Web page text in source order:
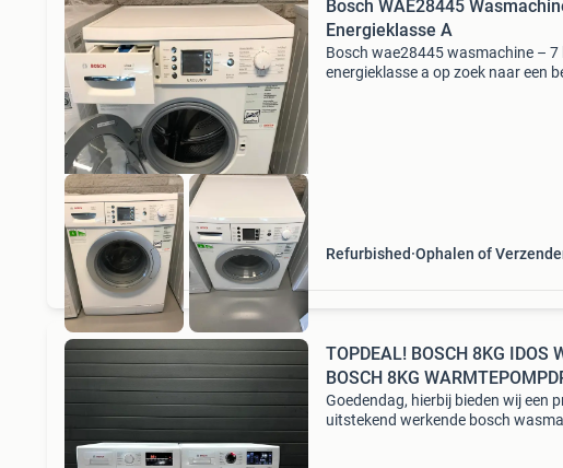
Bosch WAE28445
Energieklasse A
Bosch wae28445 wasmachine – 7
energieklasse a op zoek naar een
Refurbished Ophalen of
TOPDEAL! BOSCH 8KG IDOS
BOSCH 8KG
Goedendag, hierbij bieden wij een
uitstekend werkende bosch